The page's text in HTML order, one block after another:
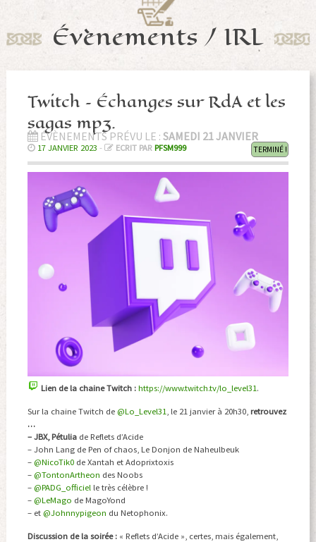
Évènements / IRL
Twitch – Échanges sur RdA et les
sagas mp3.
ÉVÈNEMENTS PRÉVU LE : SAMEDI 21 JANVIER
TERMINÉ !
17 JANVIER 2023 - ECRIT PAR PFSM999
Lien de la chaine Twitch : https://www.twitch.tv/lo_level31 .
Sur la chaine Twitch de @Lo_Level31 , le 21 janvier à 20h30, retrouvez
…
– JBX, Pétuliade Reflets d’Acide
– John Lang de Pen of chaos, Le Donjon de Naheulbeuk
– @NicoTik0de Xantah et Adoprixtoxis
– @TontonArtheon des Noobs
– @PADG_officiel le très célèbre !
– @LeMago de MagoYond
– et @Johnnypigeon du Netophonix.
Discussion de la soirée :« Reflets d’Acide », certes, mais également,